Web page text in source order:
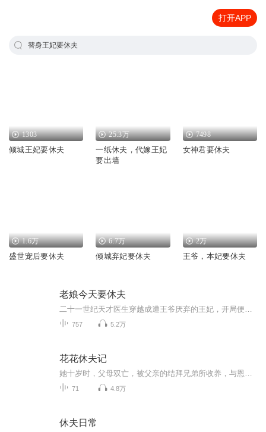
打开APP
替身王妃要休夫
1303
倾城王妃要休夫
25.3万
一纸休夫，代嫁王妃
要出墙
7498
女神君要休夫
1.6万
盛世宠后要休夫
6.7万
倾城弃妃要休夫
2万
王爷，本妃要休夫
老娘今天要休夫
757 5.2万
花花休夫记
71 4.8万
休夫日常